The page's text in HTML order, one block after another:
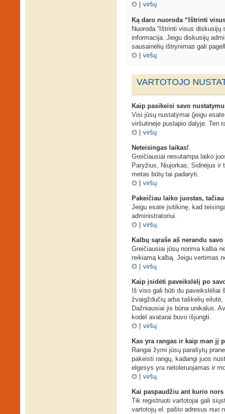
Į viršų
Ką daro nuoroda “Ištrinti
Nuoroda “Ištrinti visus
informacija. Jeigu diskusijų
sausainėlių ištrynimas gali
Į viršų
VARTOTOJO
Kaip pasikeisi savo
Visi jūsų nustatymai (jeigu
viršutinėje puslapio dalyje. Ten
Į viršų
Neteisingas laikas!
Greičiausiai nesutampa laiko
Paryžius, Niujorkas, Sidnėjus
metas būtų tai padaryti.
Į viršų
Pakeičiau laiko juostas,
Jeigu esate įsitikinę, kad
administratoriui.
Į viršų
Kalbų sąraše aš nerandu
Greičiausiai jūsų norima kalba
reikiamą kalbą. Jeigu vertimas
Į viršų
Kaip įsidėti paveikslėlį po
Iš viso gali būti du paveikslėliai
žvaigždučių arba taškelių
Dažniausiai jis būna unikalus.
kodėl avatarai buvo išjungti.
Į viršų
Kas yra rangas ir kaip man jį
Rangai žymi jūsų parašytų
pakeisti rangų, kadangi juos
elgesys yra netoleruojamas ir
Į viršų
Kai paspaudžiu ant kurio
Tik registruoti vartotojai gali
vartotojų el. pašto adresus nuo